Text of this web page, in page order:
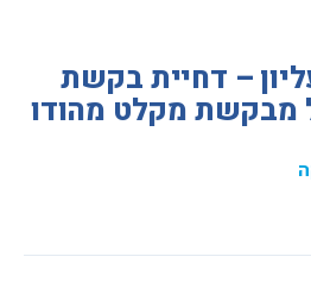
– דחיית בקשת
מבקשת מקלט מהודו